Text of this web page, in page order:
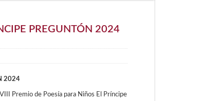
PREGUNTÓN 2024
2024
Premio de Poesía para Niños El Príncipe